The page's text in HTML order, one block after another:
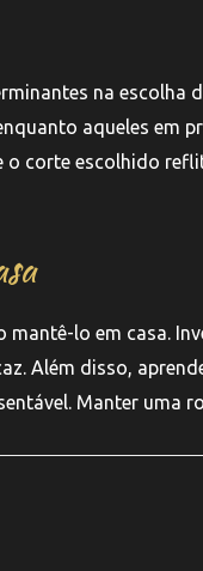
na escolha
aqueles em
corte escolhido
lo em casa.
Além disso,
Manter uma